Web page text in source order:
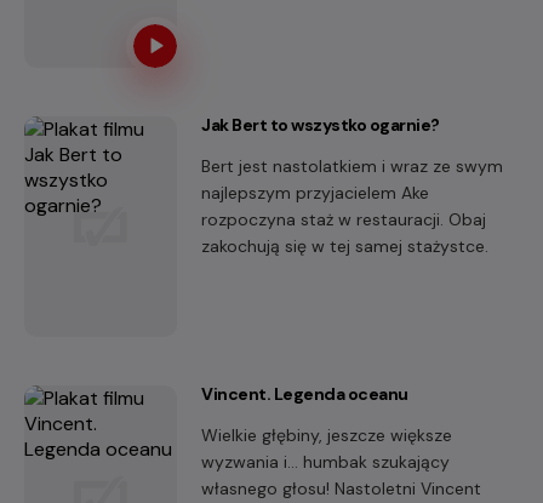
Jak Bert to wszystko ogarnie?
Bert jest nastolatkiem i wraz ze swym
najlepszym przyjacielem Ake
rozpoczyna staż w restauracji. Obaj
zakochują się w tej samej stażystce.
Vincent. Legenda oceanu
Wielkie głębiny, jeszcze większe
wyzwania i… humbak szukający
własnego głosu! Nastoletni Vincent